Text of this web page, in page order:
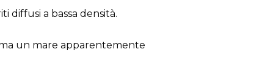
diffusi a bassa densità.
un mare apparentemente